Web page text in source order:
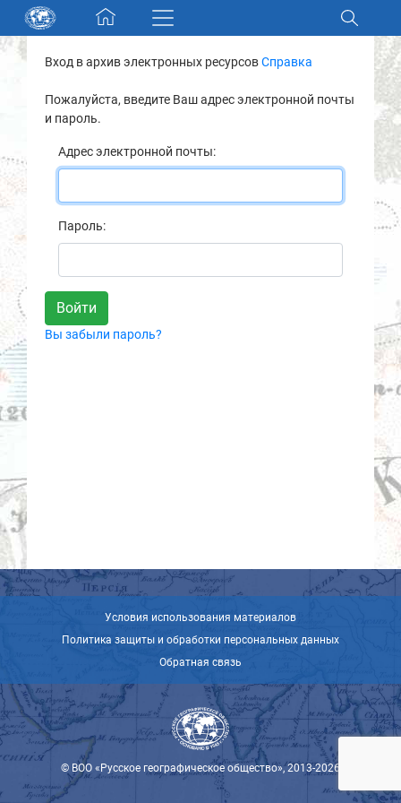
Skip navigation
Разделы и коллекции
Электронный каталог
Новости
О нас
Контакты
Партнеры
Вход в архив электронных ресурсовСправка
Пожалуйста, введите Ваш адрес электронной почты
и пароль.
Адрес электронной почты:
Пароль:
Вы забыли пароль?
Условия использования материалов
Политика защиты и обработки персональных данных
Обратная связь
© ВОО «Русское географическое общество», 2013-2026